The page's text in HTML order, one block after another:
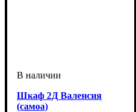
Шкаф 2Д Валенсия
(самоа)